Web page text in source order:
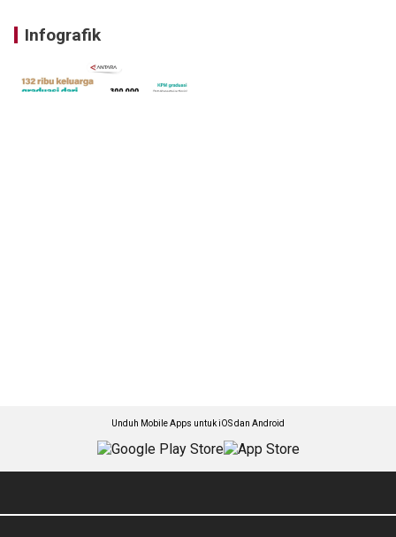
Infografik
Unduh Mobile Apps untuk iOS dan Android